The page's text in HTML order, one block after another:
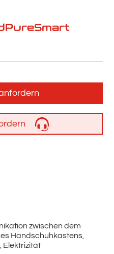
PureSmart
zwischen dem
Handschuhkastens,
Elektrizität